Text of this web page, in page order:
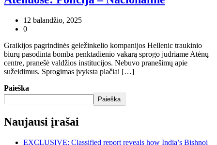
12 balandžio, 2025
0
Graikijos pagrindinės geležinkelio kompanijos Hellenic traukinio
biurų pasodinta bomba penktadienio vakarą sprogo judriame Atėnų
centre, pranešė valdžios institucijos. Nebuvo pranešimų apie
sužeidimus. Sprogimas įvyksta plačiai […]
Paieška
Paieška
Naujausi įrašai
EXCLUSIVE: Classified report reveals how India’s Bishnoi